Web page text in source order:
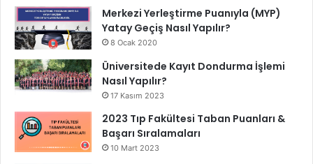
Merkezi Yerleştirme Puanıyla (MYP)
Yatay Geçiş Nasıl Yapılır?
8 Ocak 2020
Üniversitede Kayıt Dondurma İşlemi
Nasıl Yapılır?
17 Kasım 2023
2023 Tıp Fakültesi Taban Puanları &
Başarı Sıralamaları
10 Mart 2023